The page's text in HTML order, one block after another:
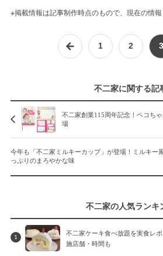
※掲載情報は記事制作時点のもので、現在の情報
1 2 3
不二家に関する記
不二家創業115周年記念！ペコち
場
今年も「不二家ミルキーカップ」が登場！ミルキー
っぷりのまろやかな味
不二家の人気ランキ
1
不二家ケーキ食べ放題を実食レ
施店舗・時間も